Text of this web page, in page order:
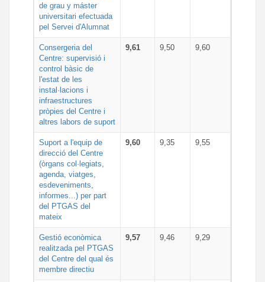
de grau y máster
universitari efectuada
pel Servei d'Alumnat
Consergeria del
Centre: supervisió i
control bàsic de
l'estat de les
instal·lacions i
infraestructures
pròpies del Centre i
altres labors de suport
9,61 9,50 9,60
Suport a l'equip de
direcció del Centre
(òrgans col·legiats,
agenda, viatges,
esdeveniments,
informes...) per part
del PTGAS del
mateix
9,60 9,35 9,55
Gestió econòmica
realitzada pel PTGAS
del Centre del qual és
membre directiu
9,57 9,46 9,29